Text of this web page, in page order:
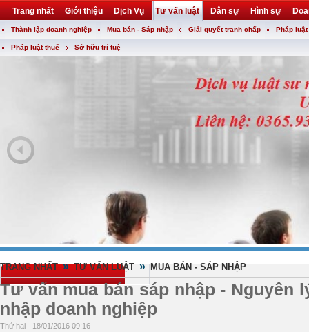
Trang nhất Giới thiệu Dịch Vụ Tư vấn luật Dân sự Hình sự
Khuyến mại Liên hệ forum utility
Thành lập doanh nghiệp Mua bán - Sáp nhập Giải quyết tranh chấp Pháp
Pháp luật thuế Sở hữu trí tuệ
TRANG NHẤT » TƯ VẤN LUẬT » MUA BÁN - SÁP NHẬP
Tư vấn mua bán sáp nhập - Nguyên
nhập doanh nghiệp
Thứ hai - 18/01/2016 09:16